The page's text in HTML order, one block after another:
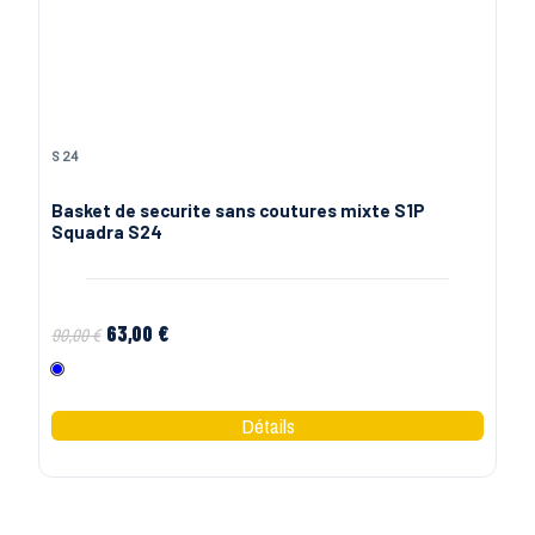
S24
Basket de securite sans coutures mixte S1P
Squadra S24
90,00 € 63,00 €
Bleu